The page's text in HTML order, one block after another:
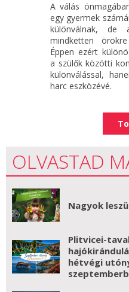
A válás
egy gyermek
különválnak, de
mindketten
Éppen ezért
a szülők közötti
különválással,
harc eszközévé.
OLVASTAD
Nagyok
Plitvicei-
hétvégi